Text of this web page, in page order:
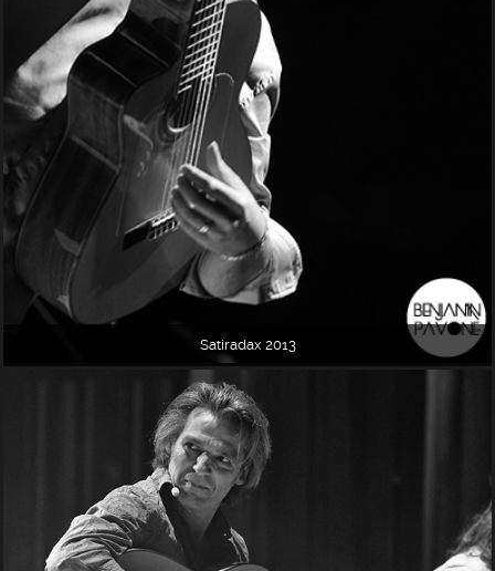
Satiradax 2013